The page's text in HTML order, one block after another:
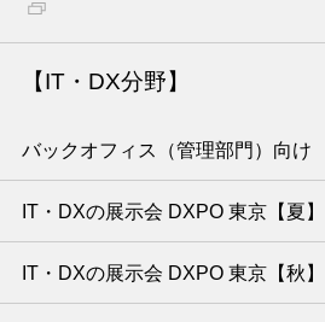
【IT・DX分野】
バックオフィス（管理部門）向け
IT・DXの展示会 DXPO 東京【夏】
IT・DXの展示会 DXPO 東京【秋】